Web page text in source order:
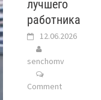
лучшего
работника
12.06.2026
senchomv
Comment